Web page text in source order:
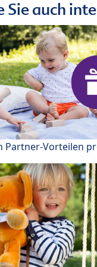
Sie auch
Partner-Vorteilen